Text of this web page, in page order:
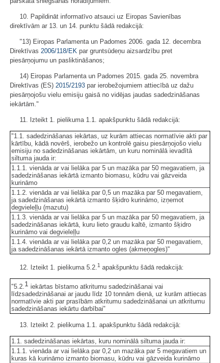
10. Papildināt informatīvo atsauci uz Eiropas Savienības
direktīvām ar 13. un 14. punktu šādā redakcijā:
"13) Eiropas Parlamenta un Padomes 2006. gada 12. decembra
Direktīvas 2006/118/EK par gruntsūdeņu aizsardzību pret
piesārņojumu un pasliktināšanos;
14) Eiropas Parlamenta un Padomes 2015. gada 25. novembra
Direktīvas (ES) 2015/2193 par ierobežojumiem attiecībā uz dažu
piesārņojošu vielu emisiju gaisā no vidējas jaudas sadedzināšanas
iekārtām."
11. Izteikt 1. pielikuma 1.1. apakšpunktu šādā redakcijā:
"1.1. sadedzināšanas iekārtas, uz kurām attiecas normatīvie akti par
kārtību, kādā novērš, ierobežo un kontrolē gaisu piesārņojošo vielu
emisiju no sadedzināšanas iekārtām, un kuru nominālā ievadītā
siltuma jauda ir:
1.1.1. vienāda ar vai lielāka par 5 un mazāka par 50 megavatiem, ja
sadedzināšanas iekārtā izmanto biomasu, kūdru vai gāzveida
kurināmo
1.1.2. vienāda ar vai lielāka par 0,5 un mazāka par 50 megavatiem,
ja sadedzināšanas iekārtā izmanto šķidro kurināmo, izņemot
degvieleļļu (mazutu)
1.1.3. vienāda ar vai lielāka par 5 un mazāka par 50 megavatiem, ja
sadedzināšanas iekārtā, kuru lieto graudu kaltē, izmanto šķidro
kurināmo vai degvieleļļu
1.1.4. vienāda ar vai lielāka par 0,2 un mazāka par 50 megavatiem,
ja sadedzināšanas iekārtā izmanto ogles (akmeņogles)"
12. Izteikt 1. pielikuma 5.2. 1 apakšpunktu šādā redakcijā:
"5.2.1 iekārtas bīstamo atkritumu sadedzināšanai vai
līdzsadedzināšanai ar jaudu līdz 10 tonnām dienā, uz kurām attiecas
normatīvie akti par prasībām atkritumu sadedzināšanai un atkritumu
sadedzināšanas iekārtu darbībai"
13. Izteikt 2. pielikuma 1.1. apakšpunktu šādā redakcijā:
1.1. sadedzināšanas iekārtas, kuru nominālā siltuma jauda ir:
1.1.1. vienāda ar vai lielāka par 0,2 un mazāka par 5 megavatiem un
kuras kā kurināmo izmanto biomasu, kūdru vai gāzveida kurināmo